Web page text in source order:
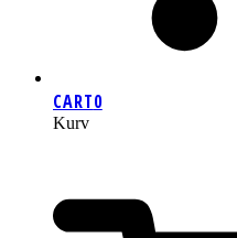
CART0
Kurv